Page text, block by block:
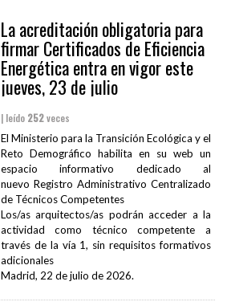
La acreditación obligatoria para
firmar Certificados de Eficiencia
Energética entra en vigor este
jueves, 23 de julio
| leído 252veces
El Ministerio para la Transición Ecológica y el
Reto Demográfico habilita en su web un
espacio informativo dedicado al
nuevo Registro Administrativo Centralizado
de Técnicos Competentes
Los/as arquitectos/as podrán acceder a la
actividad como técnico competente a
través de la vía 1, sin requisitos formativos
adicionales
Madrid, 22 de julio de 2026.